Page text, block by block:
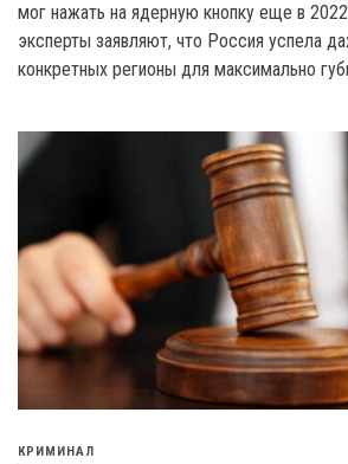
мог нажать на ядерную кнопку еще в 2022
эксперты заявляют, что Россия успела
конкретных регионы для максимально
КРИМИНАЛ